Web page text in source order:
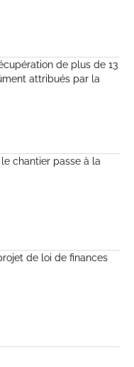
de plus de 13
attribués par la
chantier passe à la
de loi de finances